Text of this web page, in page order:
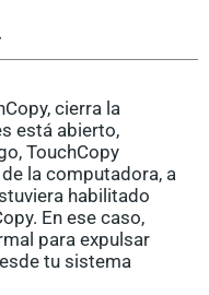
cierra la
está abierto,
TouchCopy
la computadora, a
habilitado
En ese caso,
para expulsar
tu sistema